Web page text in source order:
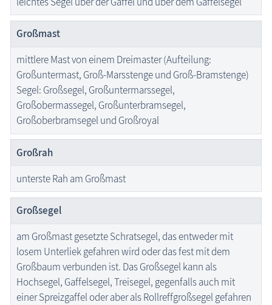
Großmast
mittlere Mast von einem Dreimaster (Aufteilung:
Großuntermast, Groß-Marsstenge und Groß-Bramstenge)
Segel: Großsegel, Großuntermarssegel,
Großobermassegel, Großunterbramsegel,
Großoberbramsegel und Großroyal
Großrah
unterste Rah am Großmast
Großsegel
am Großmast gesetzte Schratsegel, das entweder mit
losem Unterliek gefahren wird oder das fest mit dem
Großbaum verbunden ist. Das Großsegel kann als
Hochsegel, Gaffelsegel, Treisegel, gegenfalls auch mit
einer Spreizgaffel oder aber als Rollreffgroßsegel gefahren